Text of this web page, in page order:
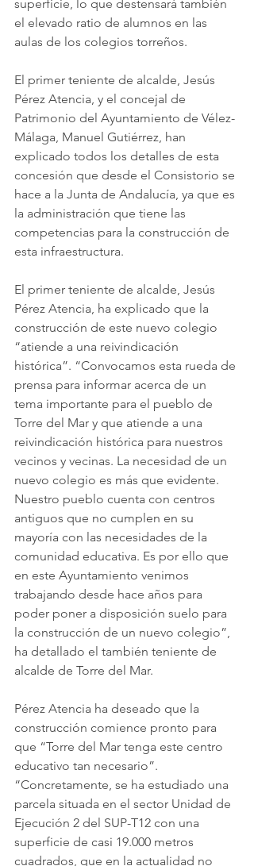
superficie, lo que destensará también
el elevado ratio de alumnos en las
aulas de los colegios torreños.
El primer teniente de alcalde, Jesús
Pérez Atencia, y el concejal de
Patrimonio del Ayuntamiento de Vélez-
Málaga, Manuel Gutiérrez, han
explicado todos los detalles de esta
concesión que desde el Consistorio se
hace a la Junta de Andalucía, ya que es
la administración que tiene las
competencias para la construcción de
esta infraestructura.
El primer teniente de alcalde, Jesús
Pérez Atencia, ha explicado que la
construcción de este nuevo colegio
“atiende a una reivindicación
histórica”. “Convocamos esta rueda de
prensa para informar acerca de un
tema importante para el pueblo de
Torre del Mar y que atiende a una
reivindicación histórica para nuestros
vecinos y vecinas. La necesidad de un
nuevo colegio es más que evidente.
Nuestro pueblo cuenta con centros
antiguos que no cumplen en su
mayoría con las necesidades de la
comunidad educativa. Es por ello que
en este Ayuntamiento venimos
trabajando desde hace años para
poder poner a disposición suelo para
la construcción de un nuevo colegio”,
ha detallado el también teniente de
alcalde de Torre del Mar.
Pérez Atencia ha deseado que la
construcción comience pronto para
que “Torre del Mar tenga este centro
educativo tan necesario”.
“Concretamente, se ha estudiado una
parcela situada en el sector Unidad de
Ejecución 2 del SUP-T12 con una
superficie de casi 19.000 metros
cuadrados, que en la actualidad no